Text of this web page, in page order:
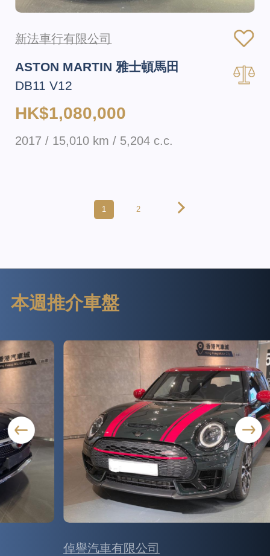
新法車行有限公司
ASTON MARTIN 雅士頓馬田
DB11 V12
HK$1,080,000
2017 / 15,010 km / 5,204 c.c.
1 2
本週推介車盤
倬譽汽車有限公司